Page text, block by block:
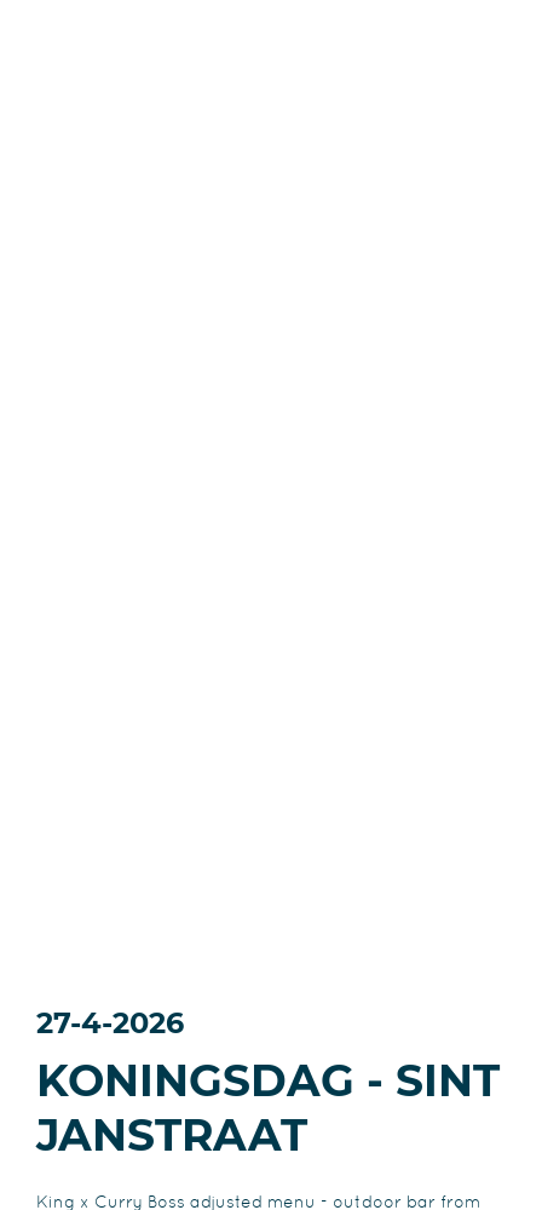
27-4-2026
KONINGSDAG - SINT
JANSTRAAT
King x Curry Boss adjusted menu - outdoor bar from